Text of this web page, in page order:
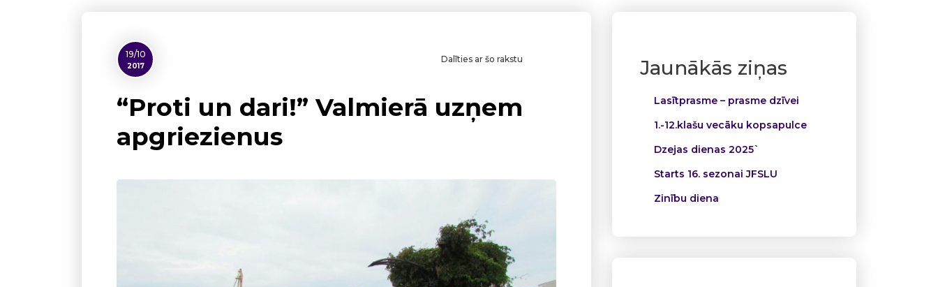
Jaunākās ziņas
Lasītprasme – prasme dzīvei
1.-12.klašu vecāku kopsapulce
Dzejas dienas 2025`
Starts 16. sezonai JFSLU
Zinību diena
19/10
2017
Dalīties ar šo rakstu
“Proti un dari!” Valmierā uzņem
apgriezienus